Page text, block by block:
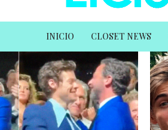
INICIO CLOSET NEWS